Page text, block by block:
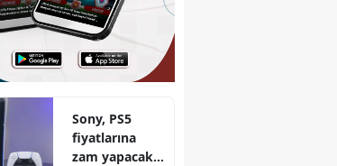
Sony, PS5
fiyatlarına
zam yapacak